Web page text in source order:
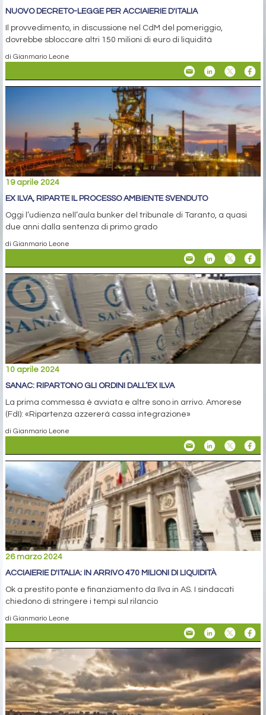
NUOVO DECRETO-LEGGE PER ACCIAIERIE D'ITALIA
Il provvedimento, in discussione nel CdM del pomeriggio,
dovrebbe sbloccare altri 150 milioni di euro di liquidità
di Gianmario Leone
19 aprile 2024
EX ILVA, RIPARTE IL PROCESSO AMBIENTE SVENDUTO
Oggi l’udienza nell’aula bunker del tribunale di Taranto, a quasi
due anni dalla sentenza di primo grado
di Gianmario Leone
10 aprile 2024
SANAC: RIPARTONO GLI ORDINI DALL’EX ILVA
La prima commessa è avviata e altre sono in arrivo. Amorese
(FdI): «Ripartenza azzererà cassa integrazione»
di Gianmario Leone
26 marzo 2024
ACCIAIERIE D'ITALIA: IN ARRIVO 470 MILIONI DI LIQUIDITÀ
Ok a prestito ponte e finanziamento da Ilva in AS. I sindacati
chiedono di stringere i tempi sul rilancio
di Gianmario Leone